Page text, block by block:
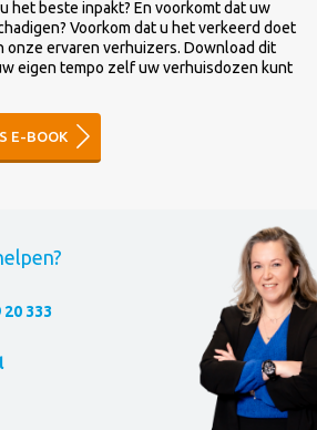
het beste inpakt? En voorkomt dat uw
Voorkom dat u het verkeerd doet
onze ervaren verhuizers. Download dit
eigen tempo zelf uw verhuisdozen kunt
E-BOOK
20 333